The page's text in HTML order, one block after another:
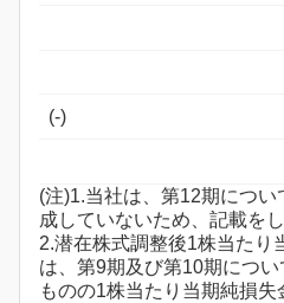
(-)
(注)1.当社は、第12期につ
成していないため、記載を
2.潜在株式調整後1株当たり
は、第9期及び第10期につ
ものの1株当たり当期純損